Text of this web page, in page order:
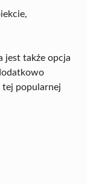
jest także opcja
tej popularnej